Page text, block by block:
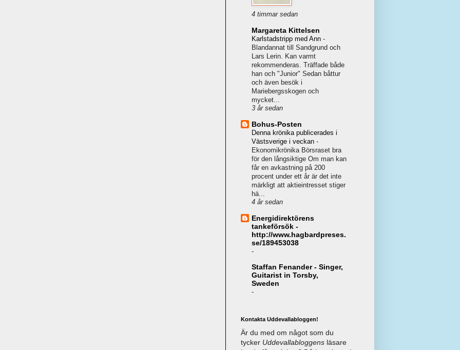
4 timmar sedan
Margareta Kittelsen
Karlstadstripp med Ann -
Blandannat till Sandgrund och
Lars Lerin. Kan varmt
rekommenderas. Träffade både
han och "Junior" Sedan båttur
och även besök i
Mariebergsskogen och
mycket...
3 år sedan
Bohus-Posten
Denna krönika publicerades i
Västsverige i veckan -
Ekonomikrönika Börsraset bra
för den långsiktige Om man kan
får en avkastning på 200
procent under ett år är det inte
märkligt att aktieintresset stiger
hä...
4 år sedan
Energidirektörens
tankeförsök -
http://www.hagbardpreses.
se/189453038
-
Staffan Fenander - Singer,
Guitarist in Torsby,
Sweden
-
Kontakta Uddevallabloggen!
Är du med om något som du
tycker Uddevallabloggens läsare